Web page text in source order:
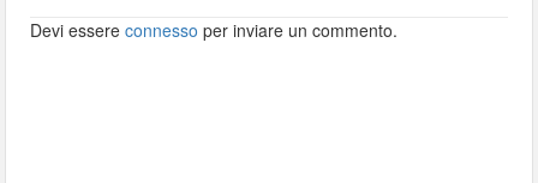
Devi essereconnesso per inviare un commento.